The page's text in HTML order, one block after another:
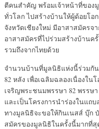
ตีคนสำคัญ พร้อมเจ้าหน้าที่ของ
ทั่วโลก ไปสร้างบ้านให้ผู้ด้อยโ
จังหวัดเชียงใหม่ มีอาสาสมัครจ
อาสาสมัครที่ไปร่วมสร้างบ้านค
รวมถึงจากไทยด้วย
จำนวนบ้านที่มูลนิธิแห่งนี้ร่วมกั
82 หลัง เพื่อเฉลิมฉลองเนื่องใน
เจริญพระชนมพรรษา 82 พรรษ
และเป็นโครงการนำร่องในแถ
ทางมูลนิธิจะขอให้กินเนสส์ บุ๊ก
สมัครของมูลนิธิในครั้งนี้มากที่สุ